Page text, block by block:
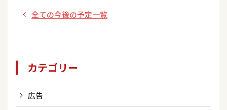
全ての今後の予定一覧
カテゴリー
広告